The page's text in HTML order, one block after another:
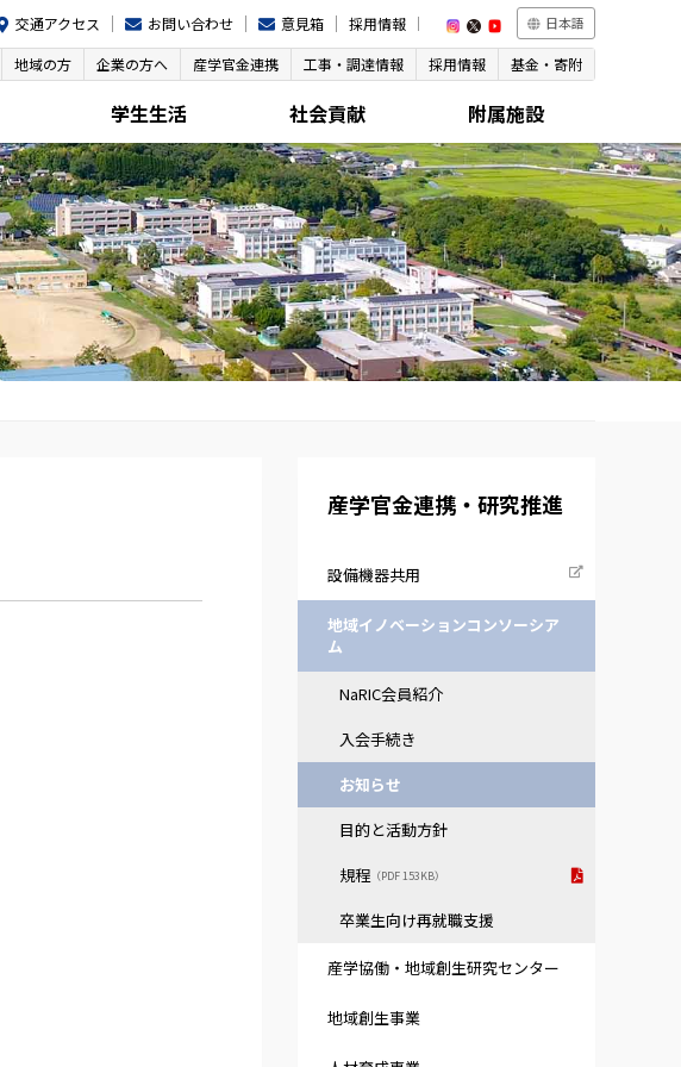
交通アクセス お問い合わせ 意見箱 採用情報 日本語
地域の方 企業の方へ 産学官金連携 工事・調達情報 採用情報 基金・寄附
学生生活 社会貢献 附属施設
産学官金連携・研究推進
設備機器共用
地域イノベーションコンソーシア
ム
NaRIC会員紹介
入会手続き
お知らせ
目的と活動方針
規程 （PDF 153KB）
卒業生向け再就職支援
産学協働・地域創生研究センター
地域創生事業